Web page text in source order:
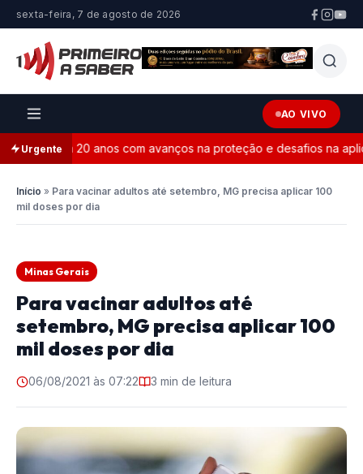
sexta-feira, 7 de agosto de 2026
AO VIVO
Urgente
completa 20 anos com avanços na proteção e desafios na
Início » Para vacinar adultos até setembro, MG precisa aplicar 100
mil doses por dia
Minas Gerais
Para vacinar adultos até
setembro, MG precisa aplicar 100
mil doses por dia
06/08/2021 às 07:22 3 min de leitura